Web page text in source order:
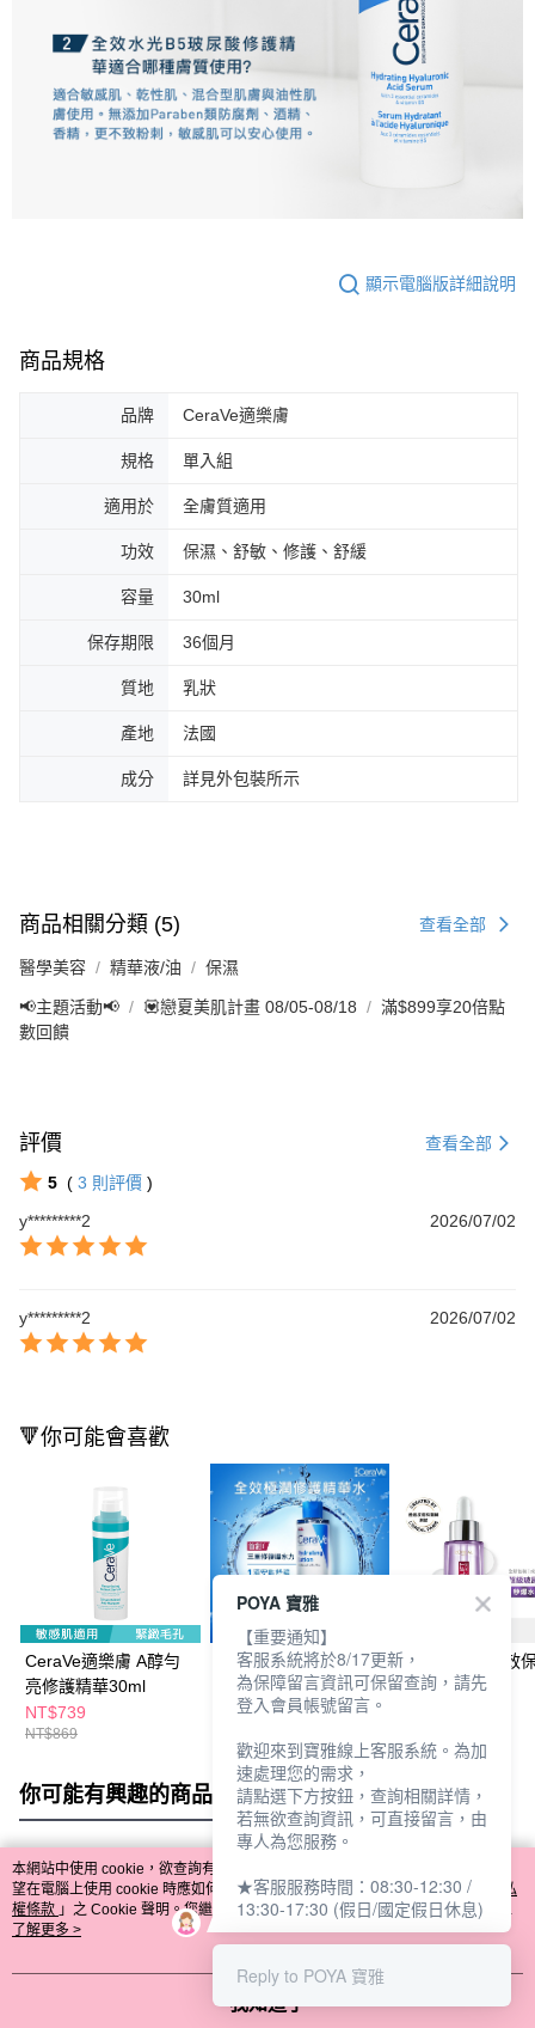
顯示電腦版詳細說明
商品規格
品牌 CeraVe適樂膚
規格 單入組
適用於 全膚質適用
功效 保濕、舒敏、修護、舒緩
容量 30ml
保存期限 36個月
質地 乳狀
產地 法國
成分 詳見外包裝所示
商品相關分類 (5) 查看全部
醫學美容 精華液/油 保濕
📢主題活動📢 💟戀夏美肌計畫 08/05-08/18
滿$899享20倍點
數回饋
評價 查看全部
5 ( 3 則評價 )
y*********2
2026/07/02
y*********2 2026/07/02
🔻你可能會喜歡
CeraVe適樂膚 A醇勻
亮修護精華30ml
NT$739
NT$869
CeraVe適樂膚 全效極
潤修護精華水200ml
NT$467
萊雅玻尿酸瞬效
光精華 30ml
你可能有興趣的商品 全站排行
熱門標籤
本網站中使用 cookie，欲查詢有關本網站使用 cookie 方式之詳情，及若您不希
望在電腦上使用 cookie 時應如何變更電腦的 cookie 設定，請參閱本網站「
隱私
權條款 」之 Cookie 聲明。您繼續使用本網站即表示您同意本公司得按本網站使
用條款之 Cookie 聲明使用 cookie。
了解更多 >
我知道了
POYA 寶雅
【重要通知】
客服系統將於8/17更新，
為保障留言資訊可保留查詢，請先
登入會員帳號留言。
歡迎來到寶雅線上客服系統。為加
速處理您的需求，
請點選下方按鈕，查詢相關詳情，
若無欲查詢資訊，可直接留言，由
專人為您服務。
★客服服務時間：08:30-12:30 /
13:30-17:30 (假日/國定假日休息)
Reply to POYA 寶雅